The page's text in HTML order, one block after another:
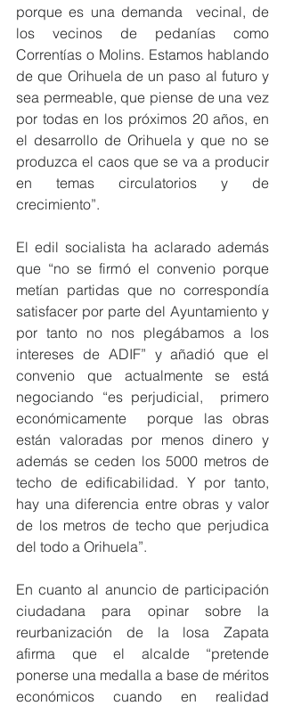
porque es una demanda  vecinal, de
los vecinos de pedanías como
Correntías o Molins. Estamos hablando
de que Orihuela de un paso al futuro y
sea permeable, que piense de una vez
por todas en los próximos 20 años, en
el desarrollo de Orihuela y que no se
produzca el caos que se va a producir
en temas circulatorios y de
crecimiento”.
El edil socialista ha aclarado además
que “no se firmó el convenio porque
metían partidas que no correspondía
satisfacer por parte del Ayuntamiento y
por tanto no nos plegábamos a los
intereses de ADIF” y añadió que el
convenio que actualmente se está
negociando “es perjudicial,  primero
económicamente  porque las obras
están valoradas por menos dinero y
además se ceden los 5000 metros de
techo de edificabilidad. Y por tanto,
hay una diferencia entre obras y valor
de los metros de techo que perjudica
del todo a Orihuela”.
En cuanto al anuncio de participación
ciudadana para opinar sobre la
reurbanización de la losa Zapata
afirma que el alcalde “pretende
ponerse una medalla a base de méritos
económicos cuando en realidad